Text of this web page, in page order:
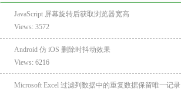
JavaScript 屏幕旋转后获取浏览器宽高
Views: 3572
Android 仿 iOS 删除时抖动效果
Views: 6216
Microsoft Excel 过滤列数据中的重复数据保留唯一记录